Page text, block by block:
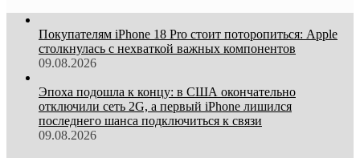
Покупателям iPhone 18 Pro стоит поторопиться: Apple
столкнулась с нехваткой важных компонентов
09.08.2026
Эпоха подошла к концу: в США окончательно
отключили сеть 2G, а первый iPhone лишился
последнего шанса подключиться к связи
09.08.2026